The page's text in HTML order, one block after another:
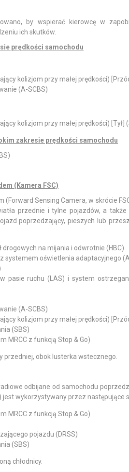
by wspierać kierowcę w
ich skutków.
prędkości samochodu
kolizjom przy małej prędkości)
(A-SCBS)
kolizjom przy małej prędkości) [Tył]
zakresie prędkości samochodu
(Kamera FSC)
Sensing Camera, w skrócie
przednie i tylne pojazdów, a także
poprzedzający, pieszych lub
na mijania i odwrotnie (HBC)
systemem oświetlenia adaptacyjnego
pasie ruchu (LAS) i system
(A-SCBS)
kolizjom przy małej prędkości)
(SBS)
MRCC z funkcją Stop & Go)
przedniej, obok lusterka wstecznego.
odbijane od samochodu
wykorzystywany przez następujące
MRCC z funkcją Stop & Go)
pojazdu (DRSS)
(SBS)
chłodnicy.